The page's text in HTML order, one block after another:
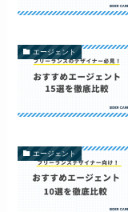
エージェント
エージェント